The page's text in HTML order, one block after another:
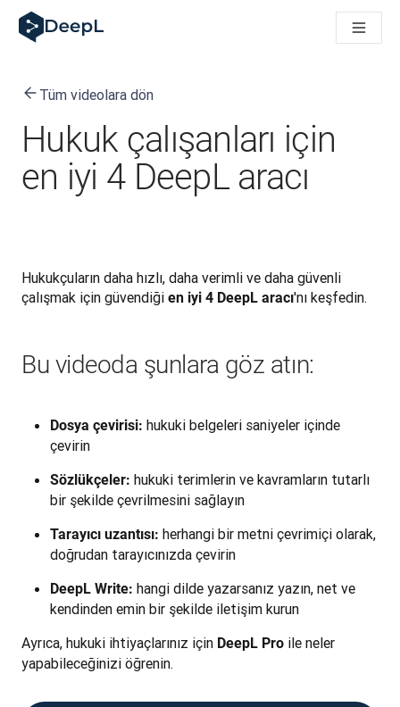
AI ajanları için DeepL
DeepL Translation Flow: Önemli kullanım senaryoları ve
Translation Flow’u Keşfedin: Çeviri iş akışlarını baştan
DeepL için Çeviri Kalite Değerlendirmesini Nasıl Geliştiriyoruz
Yüksek kaliteli metin çevirisinden gerçek zamanlı ses
Building an instantly accessible voice demo with DeepL
Tüm videolara dön
Hukuk çalışanları için
en iyi 4 DeepL aracı
Hukukçuların daha hızlı, daha verimli ve daha güvenli
çalışmak için güvendiği en iyi 4 DeepL aracı'nı keşfedin.
Bu videoda şunlara göz atın:
Dosya çevirisi: hukuki belgeleri saniyeler içinde
çevirin
Sözlükçeler: hukuki terimlerin ve kavramların tutarlı
bir şekilde çevrilmesini sağlayın
Tarayıcı uzantısı: herhangi bir metni çevrimiçi olarak,
doğrudan tarayıcınızda çevirin
DeepL Write: hangi dilde yazarsanız yazın, net ve
kendinden emin bir şekilde iletişim kurun
Ayrıca, hukuki ihtiyaçlarınız için DeepL Pro ile neler
yapabileceğinizi öğrenin.